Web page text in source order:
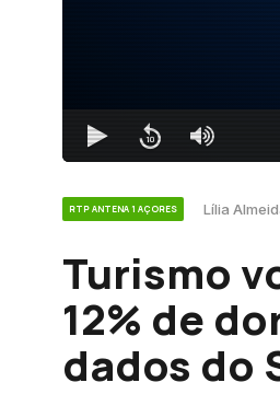
RTP ANTENA 1 AÇORES Lília
Turismo
12% de
dados do